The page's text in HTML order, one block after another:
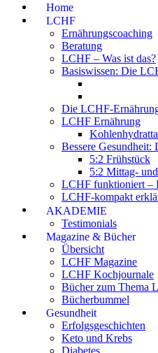
Home
LCHF
Ernährungscoaching
Beratung
LCHF – Was ist das?
Basiswissen: Die
Die LCHF-
LCHF Ernährung
Bessere Gesundheit:
5:2 Frühstück
5:2 Mittag-
LCHF funktioniert –
LCHF-kompakt
AKADEMIE
Testimonials
Magazine & Bücher
Übersicht
LCHF Magazine
LCHF Kochjournale
Bücher zum Thema
Bücherbummel
Gesundheit
Erfolgsgeschichten
Keto und Krebs